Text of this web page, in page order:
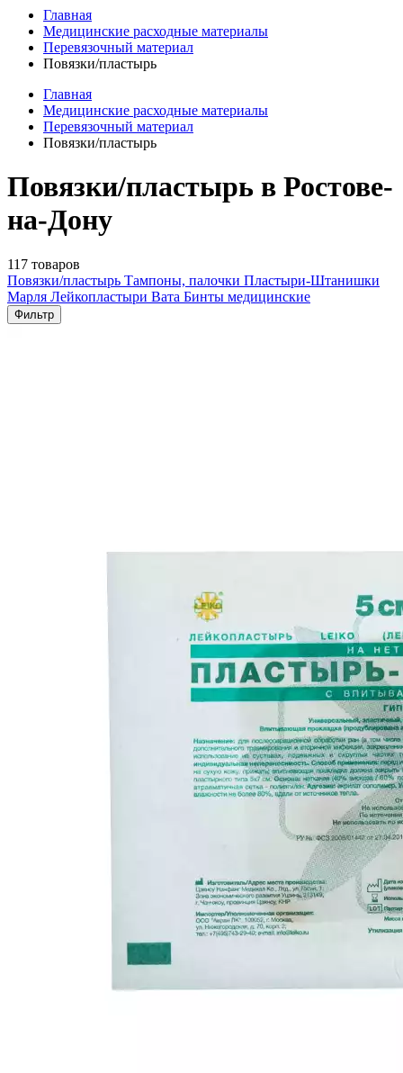
Главная
Медицинские расходные материалы
Перевязочный материал
Повязки/пластырь
Главная
Медицинские расходные материалы
Перевязочный материал
Повязки/пластырь
Повязки/пластырь в Ростове-
на-Дону
117 товаров
Повязки/пластырь Тампоны, палочки Пластыри-Штанишки
Марля Лейкопластыри Вата Бинты медицинские
Фильтр